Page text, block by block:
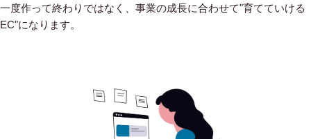
一度作って終わりではなく、事業の成長に合わせて"育てていける
EC"になります。